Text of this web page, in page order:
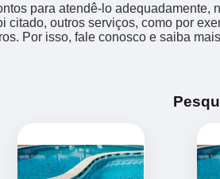
para atendê-lo adequadamente,
citado, outros serviços, como por
Por isso, fale conosco e saiba